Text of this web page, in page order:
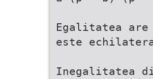
Egalitatea
este
Inegalitatea